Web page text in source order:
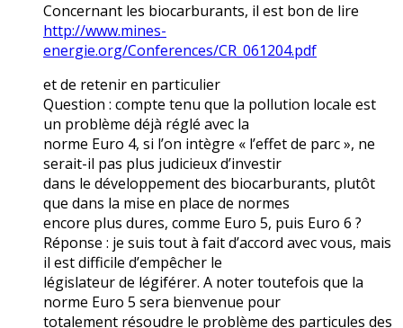
Concernant les biocarburants, il est bon de lire
http://www.mines-
energie.org/Conferences/CR_061204.pdf
et de retenir en particulier
Question : compte tenu que la pollution locale est
un problème déjà réglé avec la
norme Euro 4, si l’on intègre « l’effet de parc », ne
serait-il pas plus judicieux d’investir
dans le développement des biocarburants, plutôt
que dans la mise en place de normes
encore plus dures, comme Euro 5, puis Euro 6 ?
Réponse : je suis tout à fait d’accord avec vous, mais
il est difficile d’empêcher le
législateur de légiférer. A noter toutefois que la
norme Euro 5 sera bienvenue pour
totalement résoudre le problème des particules des